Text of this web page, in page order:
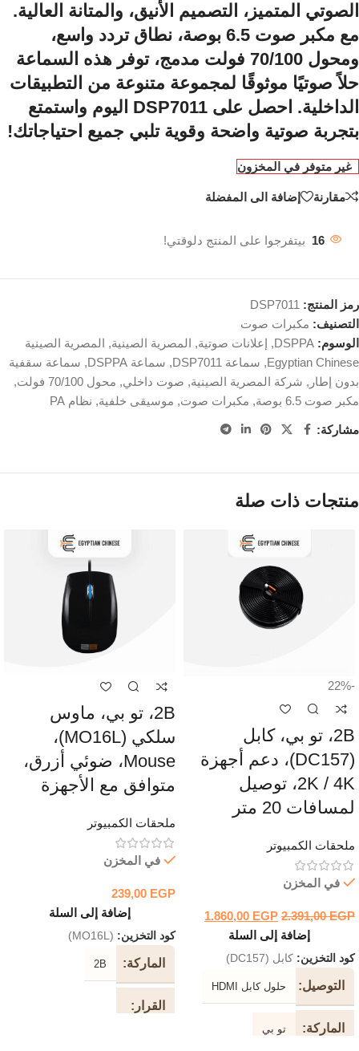
الصوتي المتميز، التصميم الأنيق، والمتانة العالية.
مع مكبر صوت 6.5 بوصة، نطاق تردد واسع،
ومحول 70/100 فولت مدمج، توفر هذه السماعة
حلاً صوتيًا موثوقًا لمجموعة متنوعة من التطبيقات
الداخلية. احصل على DSP7011 اليوم واستمتع
بتجربة صوتية واضحة وقوية تلبي جميع احتياجاتك!
غير متوفر في المخزون
مقارنة إضافة الى المفضلة
16 بيتفرجوا على المنتج دلوقتي!
رمز المنتج: DSP7011
التصنيف: مكبرات صوت
الوسوم: DSPPA
, إعلانات صوتية, المصرية الصينية, المصرية الصينية
Egyptian Chinese
, سماعة DSP7011 , سماعة DSPPA , سماعة سقفية
بدون إطار , شركة المصرية الصينية, صوت داخلي, محول 70/100 فولت
,
مكبر صوت 6.5 بوصة
, مكبرات صوت, موسيقى خلفية, نظام PA
مشاركة:
منتجات ذات صلة
-22%
2B، تو بي، كابل
(DC157)، دعم أجهزة
2K / 4K، توصيل
لمسافات 20 متر
ملحقات الكمبيوتر
في المخزن
2.391,00EGP
1.860,00 EGP
إضافة إلى السلة
كود التخزين: كابل (DC157)
التوصيل حلول كابل HDMI
الماركة تو بي
2B، تو بي، ماوس
سلكي (MO16L)،
Mouse، ضوئي أزرق،
متوافق مع الأجهزة
ملحقات الكمبيوتر
في المخزن
239,00 EGP
إضافة إلى السلة
كود التخزين: (MO16L)
الماركة 2B
القرار